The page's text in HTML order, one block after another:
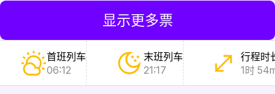
显示更多票
首班列车
06:12
末班列车
21:17
行程时
1时